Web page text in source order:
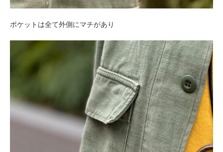
ポケットは全て外側にマチがあり